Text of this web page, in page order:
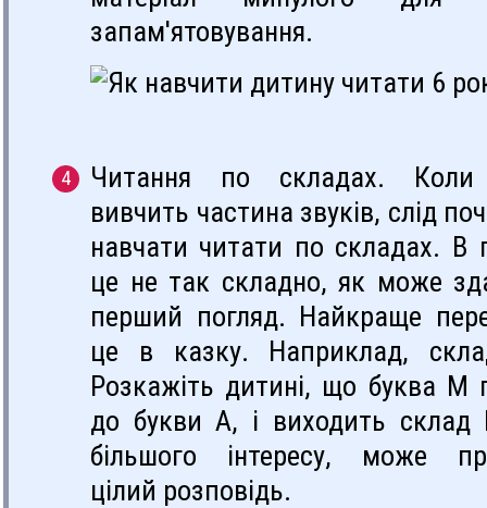
запам'ятовування.
Читання по складах. Коли
вивчить частина звуків, слід
навчати читати по складах. В
це не так складно, як може
перший погляд. Найкраще
це в казку. Наприклад,
Розкажіть дитині, що буква М
до букви А, і виходить
більшого інтересу, може
цілий розповідь.